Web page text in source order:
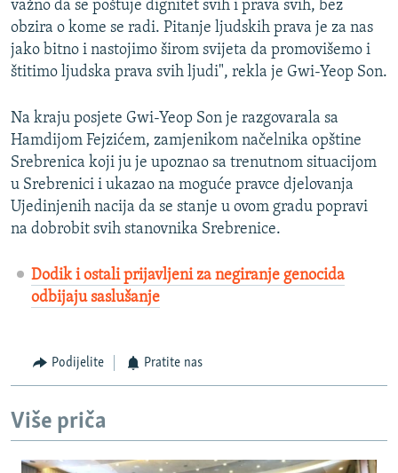
važno da se poštuje dignitet svih i prava svih, bez
obzira o kome se radi. Pitanje ljudskih prava je za nas
jako bitno i nastojimo širom svijeta da promovišemo i
štitimo ljudska prava svih ljudi", rekla je Gwi-Yeop Son.
Na kraju posjete Gwi-Yeop Son je razgovarala sa
Hamdijom Fejzićem, zamjenikom načelnika opštine
Srebrenica koji ju je upoznao sa trenutnom situacijom
u Srebrenici i ukazao na moguće pravce djelovanja
Ujedinjenih nacija da se stanje u ovom gradu popravi
na dobrobit svih stanovnika Srebrenice.
Dodik i ostali prijavljeni za negiranje genocida
odbijaju saslušanje
Podijelite Pratite nas
Više priča